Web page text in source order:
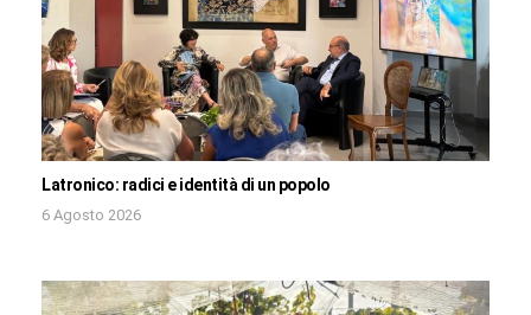
Latronico: radici e identità di un popolo
6 Agosto 2026